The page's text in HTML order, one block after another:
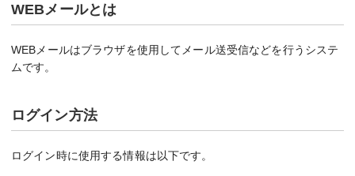
WEBメールとは
WEBメールはブラウザを使用してメール送受信などを行うシステ
ムです。
ログイン方法
ログイン時に使用する情報は以下です。